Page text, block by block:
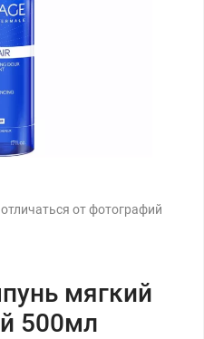
от фотографий
мягкий
500мл